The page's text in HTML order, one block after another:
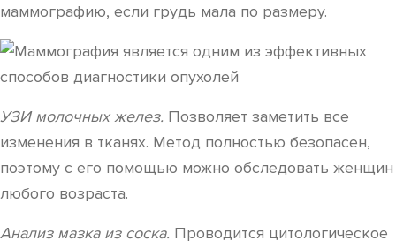
маммографию, если грудь мала по размеру.
УЗИ молочных желез. Позволяет заметить все
изменения в тканях. Метод полностью безопасен,
поэтому с его помощью можно обследовать женщин
любого возраста.
Анализ мазка из соска. Проводится цитологическое